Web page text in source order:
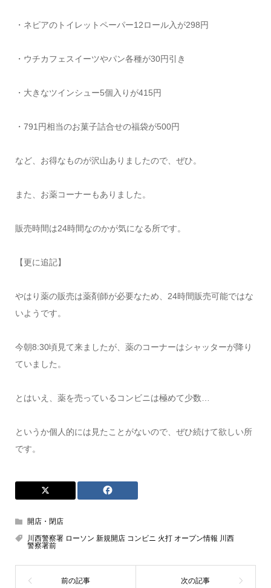
・ネピアのトイレットペーパー12ロール入が298円
・ウチカフェスイーツやパン各種が30円引き
・大きなツインシュー5個入りが415円
・791円相当のお菓子詰合せの福袋が500円
など、お得なものが沢山ありましたので、ぜひ。
また、お薬コーナーもありました。
販売時間は24時間なのかが気になる所です。
【更に追記】
やはり薬の販売は薬剤師が必要なため、24時間販売可能ではな
いようです。
今朝8:30頃見て来ましたが、薬のコーナーはシャッターが降り
ていました。
とはいえ、薬を売っているコンビニは極めて少数…
というか個人的には見たことがないので、ぜひ続けて欲しい所
です。
開店・閉店
川西警察署 ローソン 新規開店 コンビニ 火打 オープン情報 川西
警察署前